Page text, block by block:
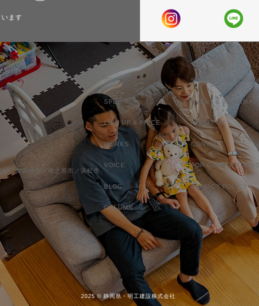
ます
町／御前崎市／牧之原市／浜松市
TOP
SPEC
LINE UP & PRICE
WORKS
VOICE
BLOG
COLUMN
SHOW ROOM &
EVENT &
ABOUT US
CONTACT
FOR CORPOLATIONS
PRIVACY POLICY
2025 © 静岡県・明工建設株式会社